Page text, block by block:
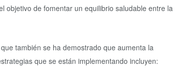
objetivo de fomentar un equilibrio saludable entre la
también se ha demostrado que aumenta la
que se están implementando incluyen: